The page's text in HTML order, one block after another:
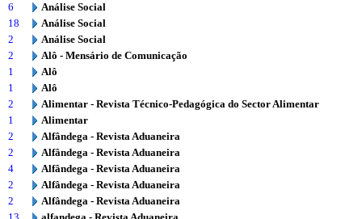
6
Análise Social
18
Análise Social
2
Análise Social
2
Alô - Mensário de Comunicação
1
Alô
1
Alô
2
Alimentar - Revista Técnico-Pedagógica do Sector Alimentar
1
Alimentar
2
Alfândega - Revista Aduaneira
2
Alfândega - Revista Aduaneira
4
Alfândega - Revista Aduaneira
2
Alfândega - Revista Aduaneira
2
Alfândega - Revista Aduaneira